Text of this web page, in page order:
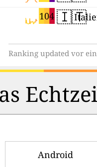
104 🇮🇹
Ranking updated vor
Android